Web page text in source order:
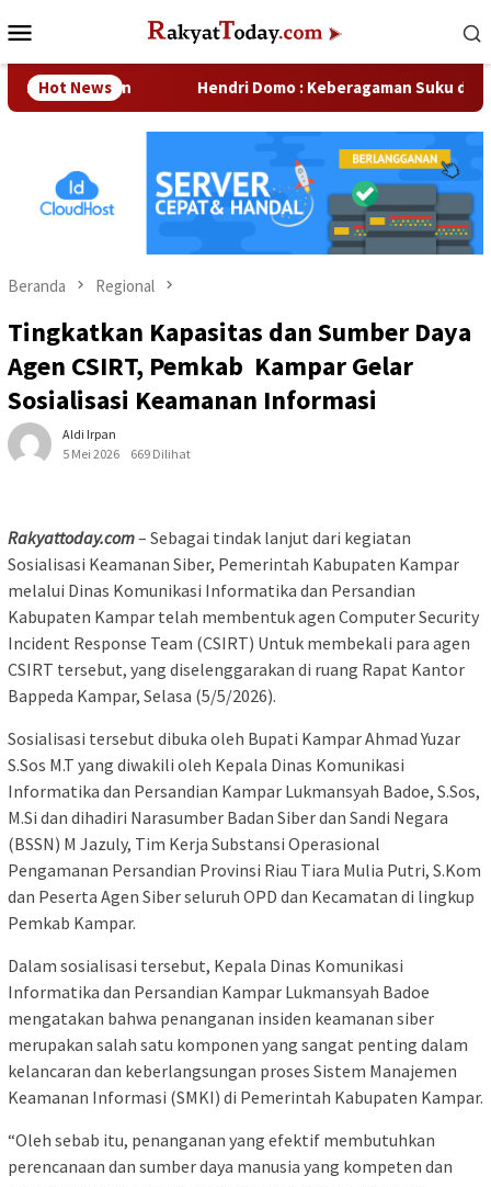
ke
Mobile
Hot News Hendri Domo : Keberagaman Suku dan
Beranda Regional
Tingkatkan Kapasitas dan Sumber Daya
Agen CSIRT, Pemkab Kampar Gelar
Sosialisasi Keamanan Informasi
Aldi Irpan
5 Mei 2026
669 Dilihat
Rakyattoday.com– Sebagai tindak lanjut dari kegiatan
Sosialisasi Keamanan Siber, Pemerintah Kabupaten Kampar
melalui Dinas Komunikasi Informatika dan Persandian
Kabupaten Kampar telah membentuk agen Computer Security
Incident Response Team (CSIRT) Untuk membekali para agen
CSIRT tersebut, yang diselenggarakan di ruang Rapat Kantor
Bappeda Kampar, Selasa (5/5/2026).
Sosialisasi tersebut dibuka oleh Bupati Kampar Ahmad Yuzar
S.Sos M.T yang diwakili oleh Kepala Dinas Komunikasi
Informatika dan Persandian Kampar Lukmansyah Badoe, S.Sos,
M.Si dan dihadiri Narasumber Badan Siber dan Sandi Negara
(BSSN) M Jazuly, Tim Kerja Substansi Operasional
Pengamanan Persandian Provinsi Riau Tiara Mulia Putri, S.Kom
dan Peserta Agen Siber seluruh OPD dan Kecamatan di lingkup
Pemkab Kampar.
Dalam sosialisasi tersebut, Kepala Dinas Komunikasi
Informatika dan Persandian Kampar Lukmansyah Badoe
mengatakan bahwa penanganan insiden keamanan siber
merupakan salah satu komponen yang sangat penting dalam
kelancaran dan keberlangsungan proses Sistem Manajemen
Keamanan Informasi (SMKI) di Pemerintah Kabupaten Kampar.
“Oleh sebab itu, penanganan yang efektif membutuhkan
perencanaan dan sumber daya manusia yang kompeten dan